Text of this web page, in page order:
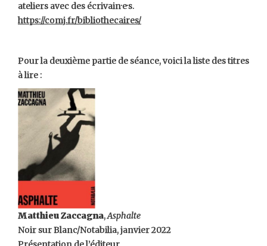
ateliers avec des écrivain·e·s.
https://comj.fr/bibliothecaires/
Pour la deuxième partie de séance, voici la liste des titres
à lire :
Matthieu Zaccagna,Asphalte
Noir sur Blanc/Notabilia, janvier 2022